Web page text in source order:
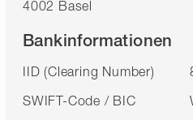
4002 Basel
Bankinformationen
IID (Clearing Number)
SWIFT-Code / BIC